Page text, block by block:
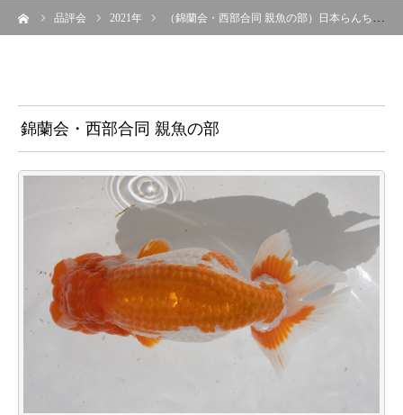
品評会 2021年 （錦蘭会・西部合同 親魚の部）日本らんちう協会西部本部 第8回西部本部大会 錦蘭会（大阪支部）第103回品評会
錦蘭会・西部合同 親魚の部